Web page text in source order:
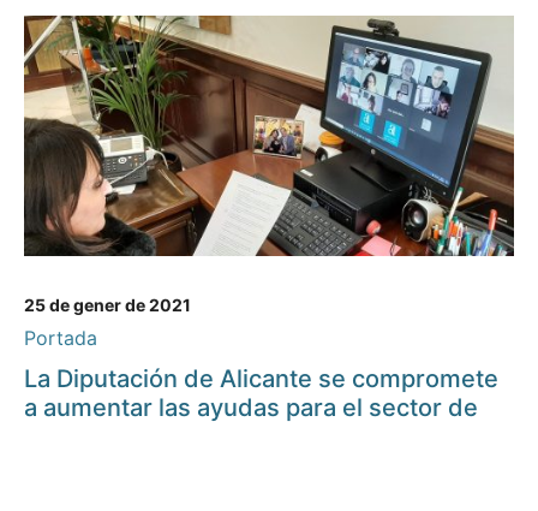
25 de gener de 2021
Portada
La Diputación de Alicante se compromete
a aumentar las ayudas para el sector de